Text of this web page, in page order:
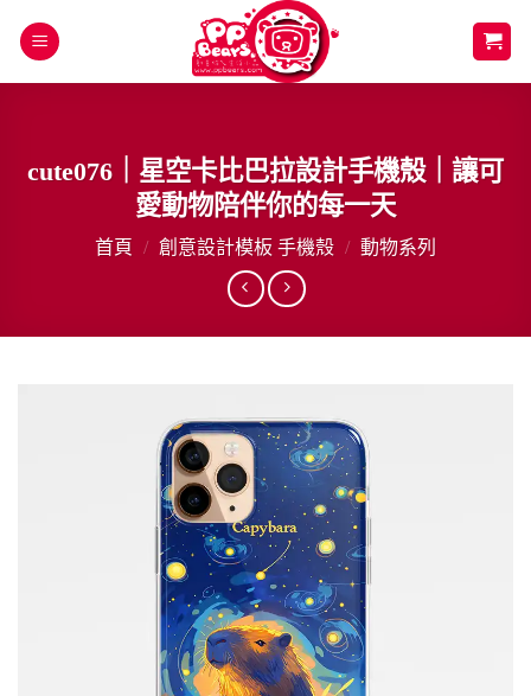
cute076｜星空卡比巴拉設計手機殼｜讓可
愛動物陪伴你的每一天
首頁 / 創意設計模板 手機殼 / 動物系列